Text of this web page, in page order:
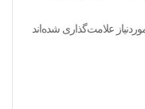
علامت‌گذاری شده‌اند